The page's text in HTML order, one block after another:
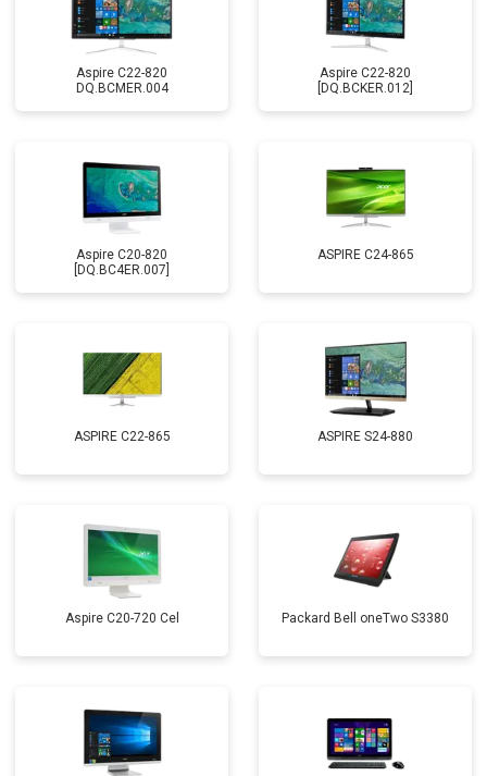
Aspire C22-820
DQ.BCMER.004
Aspire C22-820
[DQ.BCKER.012]
Aspire C20-820
[DQ.BC4ER.007]
ASPIRE C24-865
ASPIRE C22-865 ASPIRE S24-880
Aspire C20-720 Cel Packard Bell oneTwo S3380